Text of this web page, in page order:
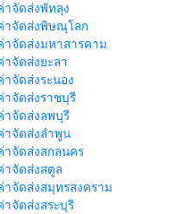
าจัดส่งพัทลุง
าจัดส่งพิษณุโลก
าจัดส่งมหาสารคาม
าจัดส่งยะลา
าจัดส่งระนอง
าจัดส่งราชบุรี
าจัดส่งลพบุรี
าจัดส่งลำพูน
าจัดส่งสกลนคร
าจัดส่งสตูล
าจัดส่งสมุทรสงคราม
าจัดส่งสระบุรี